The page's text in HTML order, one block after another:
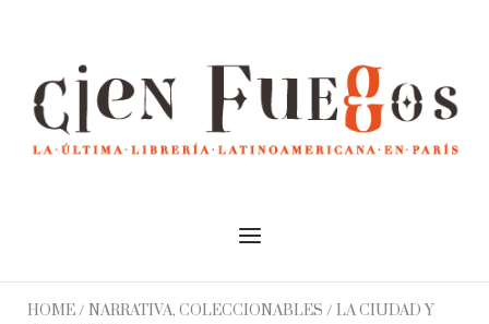
Menu
HOME/ NARRATIVA, COLECCIONABLES / LA CIUDAD Y